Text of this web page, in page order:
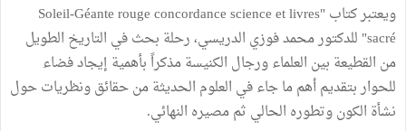
ويعتبر كتاب "Soleil-Géante rouge concordance science et livres
sacré" للدكتور محمد فوزي الدريسي، رحلة بحث في التاريخ الطويل
من القطيعة بين العلماء ورجال الكنيسة مذكراً بأهمية إيجاد فضاء
للحوار بتقديم أهم ما جاء في العلوم الحديثة من حقائق ونظريات حول
نشأة الكون وتطوره الحالي ثم مصيره النهائي.